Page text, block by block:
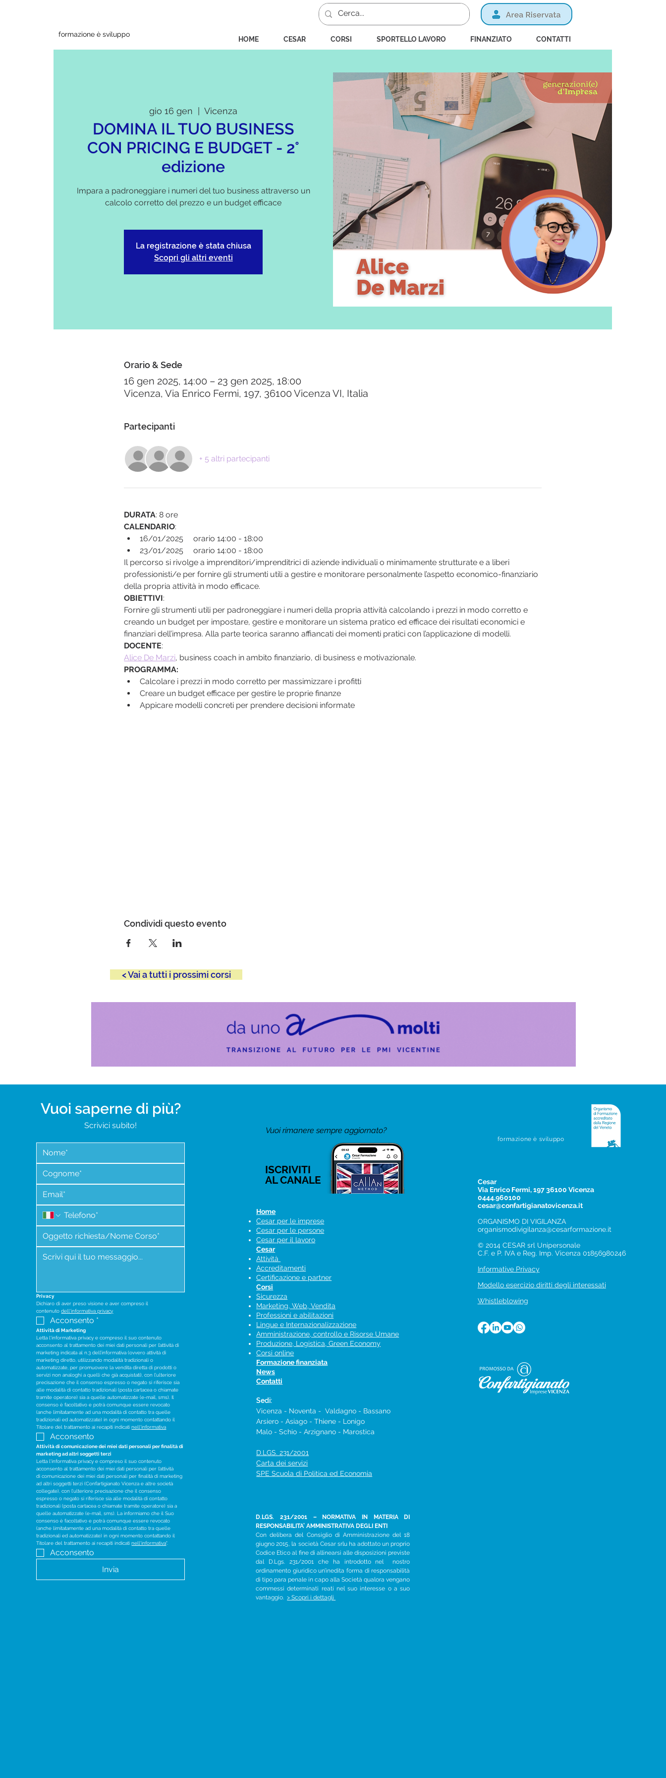
formazione è sviluppo
HOME CESAR CORSI SPORTELLO LAVORO FINANZIATO CONTATTI
gio 16 gen
  |
Vicenza
DOMINA IL TUO BUSINESS
CON PRICING E BUDGET - 2°
edizione
Impara a padroneggiare i numeri del tuo business attraverso un
calcolo corretto del prezzo e un budget efficace
La registrazione è stata chiusa
Scopri gli altri eventi
Orario & Sede
16 gen 2025, 14:00 – 23 gen 2025, 18:00
Vicenza, Via Enrico Fermi, 197, 36100 Vicenza VI, Italia
Partecipanti
+ 5 altri partecipanti
DURATA: 8 ore
CALENDARIO:
16/01/2025     orario 14:00 - 18:00
23/01/2025     orario 14:00 - 18:00
Il percorso si rivolge a imprenditori/imprenditrici di aziende individuali o minimamente strutturate e a liberi
professionisti/e per fornire gli strumenti utili a gestire e monitorare personalmente l’aspetto economico-finanziario
della propria attività in modo efficace.
OBIETTIVI:
Fornire gli strumenti utili per padroneggiare i numeri della propria attività calcolando i prezzi in modo corretto e
creando un budget per impostare, gestire e monitorare un sistema pratico ed efficace dei risultati economici e
finanziari dell’impresa. Alla parte teorica saranno affiancati dei momenti pratici con l’applicazione di modelli.
DOCENTE:
Alice De Marzi, business coach in ambito finanziario, di business e motivazionale.
PROGRAMMA:
Calcolare i prezzi in modo corretto per massimizzare i profitti
Creare un budget efficace per gestire le proprie finanze
Appicare modelli concreti per prendere decisioni informate
Condividi questo evento
< Vai a tutti i prossimi corsi
Vuoi saperne di più?
Scrivici subito!
Privacy
Dichiaro di aver preso visione e aver compreso il
contenuto dell'informativa privacy
Acconsento *
Attività di Marketing
Letta l'informativa privacy e compreso il suo contenuto
acconsento al trattamento dei miei dati personali per l’attività di
marketing indicata al n.3 dell’informativa (ovvero attività di
marketing diretto, utilizzando modalità tradizionali o
automatizzate, per promuovere la vendita diretta di prodotti o
servizi non analoghi a quelli che già acquistati), con l’ulteriore
precisazione che il consenso espresso o negato si riferisce sia
alle modalità di contatto tradizionali (posta cartacea o chiamate
tramite operatore) sia a quelle automatizzate (e-mail, sms). Il
consenso è facoltativo e potrà comunque essere revocato
(anche limitatamente ad una modalità di contatto tra quelle
tradizionali ed automatizzate) in ogni momento contattando il
Titolare del trattamento ai recapiti indicati nell'informativa
Acconsento
Attività di comunicazione dei miei dati personali per finalità di
marketing ad altri soggetti terzi
Letta l'informativa privacy e compreso il suo contenuto
acconsento al trattamento dei miei dati personali per l’attività
di comunicazione dei miei dati personali per finalità di marketing
ad altri soggetti terzi (Confartigianato Vicenza e altre società
collegate), con l’ulteriore precisazione che il consenso
espresso o negato si riferisce sia alle modalità di contatto
tradizionali (posta cartacea o chiamate tramite operatore) sia a
quelle automatizzate (e-mail, sms). La informiamo che il Suo
consenso è facoltativo e potrà comunque essere revocato
(anche limitatamente ad una modalità di contatto tra quelle
tradizionali ed automatizzate) in ogni momento contattando il
Titolare del trattamento ai recapiti indicati nell'informativa".
Acconsento
Invia
Vuoi rimanere sempre aggiornato?
ISCRIVITI
AL CANALE
Home
Cesar per le imprese
Cesar per le persone
Cesar per il lavoro
Cesar
Attività
Accreditamenti
Certificazione e partner
Corsi
Sicurezza
Marketing, Web, Vendita
Professioni e abilitazioni
Lingue e Internazionalizzazione
Amministrazione, controllo e Risorse Umane
Produzione, Logistica, Green Economy
Corsi online
Formazione finanziata
News
Contatti
Sedi:
Vicenza - Noventa - Valdagno - Bassano
Arsiero - Asiago - Thiene - Lonigo
Malo​ -Schio​ - Arzignano - Marostica
D.LGS. 231/2001
Carta dei servizi
SPE Scuola di Politica ed Economia
D.LGS. 231/2001 – NORMATIVA IN MATERIA DI
RESPONSABILITA’ AMMINISTRATIVA DEGLI ENTI
Con delibera del Consiglio di Amministrazione del 18
giugno 2015, la società Cesar srlu ha adottato un proprio
Codice Etico al fine di allinearsi alle disposizioni previste
dal D.Lgs. 231/2001 che ha introdotto nel nostro
ordinamento giuridico un’inedita forma di responsabilità
di tipo para penale in capo alla Società qualora vengano
commessi determinati reati nel suo interesse o a suo
vantaggio.> Scopri i dettagli
formazione è sviluppo
Cesar
Via Enrico Fermi, 197 36100 Vicenza
0444.960100
cesar@confartigianatovicenza.it
ORGANISMO DI VIGILANZA
organismodivigilanza@cesarformazione.it
© 2014 CESAR srl Unipersonale
C.F. e P. IVA e Reg. Imp. Vicenza 01856980246
Informative Privacy
Modello esercizio diritti degli interessati
Whistleblowing